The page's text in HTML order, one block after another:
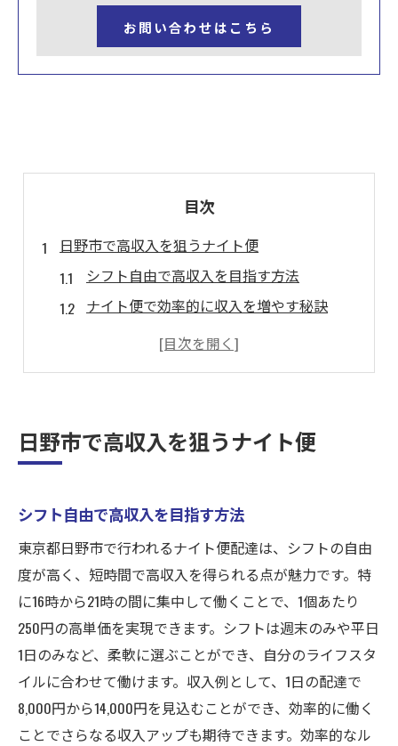
お問い合わせはこちら
目次
日野市で高収入を狙うナイト便
シフト自由で高収入を目指す方法
ナイト便で効率的に収入を増やす秘訣
週末のみで実現する高収入の可能性
高単価宅配で収入を伸ばすテクニック
16時〜21時の高単価ナイト便とは
ナイト便の高単価を最大限に活かす方法
東京都日野市での宅配の魅力を探る
フリーなシフトで収入を最大化する秘訣
16時から21時までの魅力的なシフト活用
高単価ナイト便を選ぶ理由とは
宅配ナイト便で自由なシフトを実現
柔軟な働き方でライフスタイルを充実
シフト自由のメリットと効果的な活用法
日野市で高収入を狙うナイト便
シフト自由で高収入を目指す方法
東京都日野市で行われるナイト便配達は、シフトの自由
度が高く、短時間で高収入を得られる点が魅力です。特
に16時から21時の間に集中して働くことで、1個あたり
250円の高単価を実現できます。シフトは週末のみや平日
1日のみなど、柔軟に選ぶことができ、自分のライフスタ
イルに合わせて働けます。収入例として、1日の配達で
8,000円から14,000円を見込むことができ、効率的に働く
ことでさらなる収入アップも期待できます。効率的なル